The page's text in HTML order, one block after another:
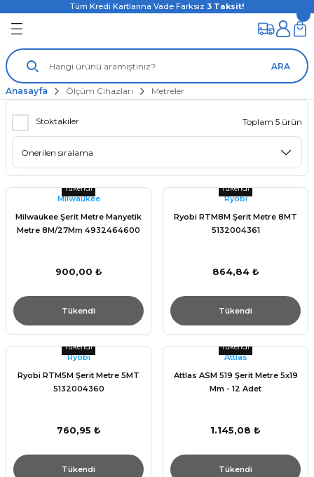
Tüm Kredi Kartlarına Vade Farksız 3 Taksit!
ARA
Anasayfa Ölçüm Cihazları Metreler
Stoktakiler Toplam 5 ürün
Tükendi
Milwaukee
Milwaukee Şerit Metre Manyetik
Metre 8M/27Mm 4932464600
900,00 ₺
Tükendi
Tükendi
Ryobi
Ryobi RTM8M Şerit Metre 8MT
5132004361
864,84 ₺
Tükendi
Tükendi
Ryobi
Ryobi RTM5M Şerit Metre 5MT
5132004360
760,95 ₺
Tükendi
Tükendi
Attlas
Attlas ASM 519 Şerit Metre 5x19
Mm - 12 Adet
1.145,08 ₺
Tükendi